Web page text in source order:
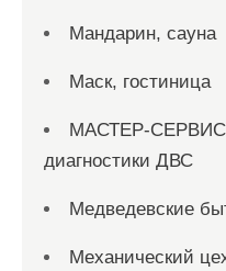
Мандарин, сауна
Маск, гостиница
МАСТЕР-СЕРВИС,
диагностики ДВС
Медведевские
Механический